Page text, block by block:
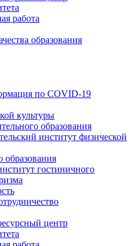
работа
образования
по COVID-19
культуры
образования
институт физической
образования
гостиничного
центр